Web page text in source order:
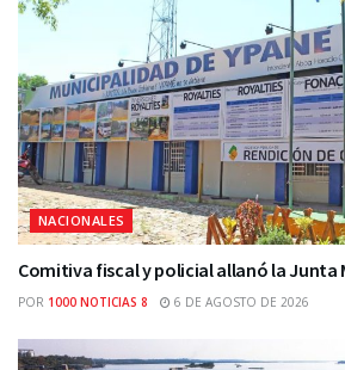
NACIONALES
Comitiva fiscal y policial allanó la Junta
POR 1000 NOTICIAS 8 6 DE AGOSTO DE 2026